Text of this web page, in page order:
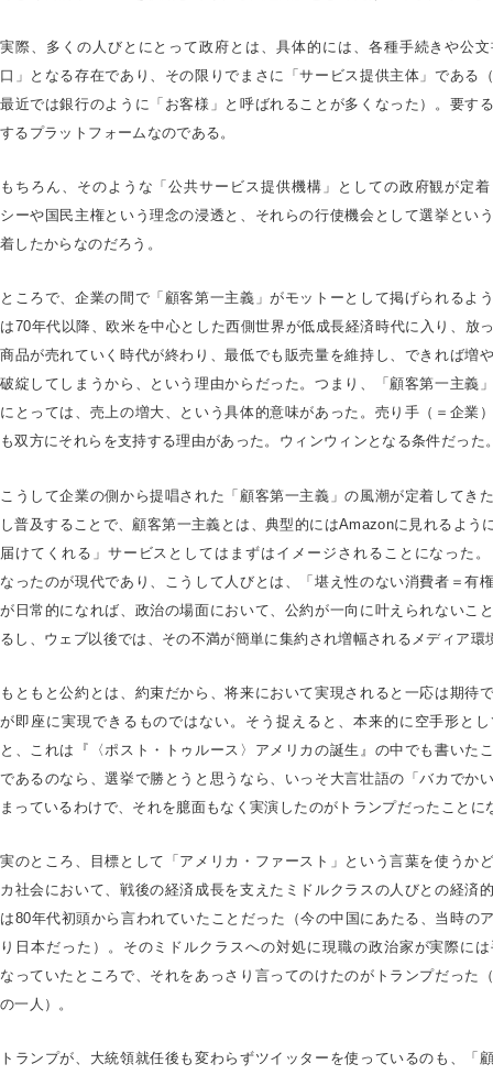
実際、多くの人びとにとって政府とは、具体的には、各種手続きや公
口」となる存在であり、その限りでまさに「サービス提供主体」である
最近では銀行のように「お客様」と呼ばれることが多くなった）。要す
するプラットフォームなのである。
もちろん、そのような「公共サービス提供機構」としての政府観が定
シーや国民主権という理念の浸透と、それらの行使機会として選挙とい
着したからなのだろう。
ところで、企業の間で「顧客第一主義」がモットーとして掲げられるよ
は70年代以降、欧米を中心とした西側世界が低成長経済時代に入り、放
商品が売れていく時代が終わり、最低でも販売量を維持し、できれば増
破綻してしまうから、という理由からだった。つまり、「顧客第一主義
にとっては、売上の増大、という具体的意味があった。売り手（＝企業
も双方にそれらを支持する理由があった。ウィンウィンとなる条件だった
こうして企業の側から提唱された「顧客第一主義」の風潮が定着してき
し普及することで、顧客第一主義とは、典型的にはAmazonに見れるよう
届けてくれる」サービスとしてはまずはイメージされることになった
なったのが現代であり、こうして人びとは、「堪え性のない消費者＝有
が日常的になれば、政治の場面において、公約が一向に叶えられないこ
るし、ウェブ以後では、その不満が簡単に集約され増幅されるメディア環
もともと公約とは、約束だから、将来において実現されると一応は期待
が即座に実現できるものではない。そう捉えると、本来的に空手形と
と、これは『〈ポスト・トゥルース〉アメリカの誕生』の中でも書いた
であるのなら、選挙で勝とうと思うなら、いっそ大言壮語の「バカでか
まっているわけで、それを臆面もなく実演したのがトランプだったことに
実のところ、目標として「アメリカ・ファースト」という言葉を使うか
カ社会において、戦後の経済成長を支えたミドルクラスの人びとの経済
は80年代初頭から言われていたことだった（今の中国にあたる、当時の
り日本だった）。そのミドルクラスへの対処に現職の政治家が実際に
なっていたところで、それをあっさり言ってのけたのがトランプだった
の一人）。
トランプが、大統領就任後も変わらずツイッターを使っているのも、「